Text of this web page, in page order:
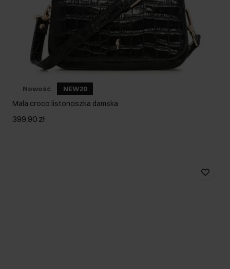
Nowość NEW20
Mała croco listonoszka damska
399,90 zł